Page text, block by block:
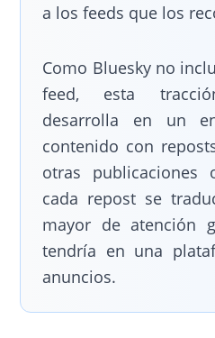
a los feeds que los
Como Bluesky no
feed, esta
desarrolla en un
contenido con
otras publicaciones
cada repost se
mayor de atención
tendría en una
anuncios.